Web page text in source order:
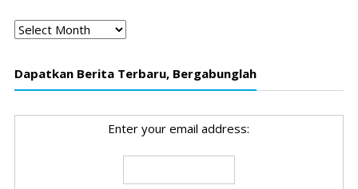
Arsip
Dapatkan Berita Terbaru, Bergabunglah
Enter your email address: